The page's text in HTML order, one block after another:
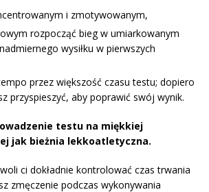
i zmotywowanym,
rozpocząć bieg w umiarkowanym
wysiłku w pierwszych
przez większość czasu testu; dopiero
przyspieszyć, aby poprawić swój wynik.
testu na miękkiej
jak bieżnia lekkoatletyczna.
ci dokładnie kontrolować czas trwania
zmęczenie podczas wykonywania